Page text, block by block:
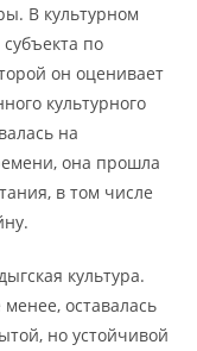
В культурном
по
он оценивает
культурного
на
она прошла
в том числе
культура.
оставалась
но устойчивой